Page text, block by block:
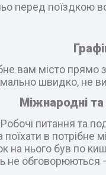
перед поїздкою
вам місто прямо
швидко, не
Міжнародні та
питання та
в
нього був по
не